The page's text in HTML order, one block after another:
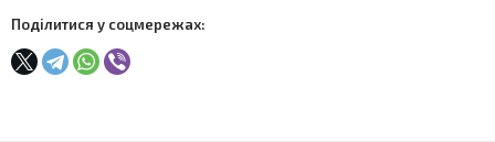
Поділитися у соцмережах: